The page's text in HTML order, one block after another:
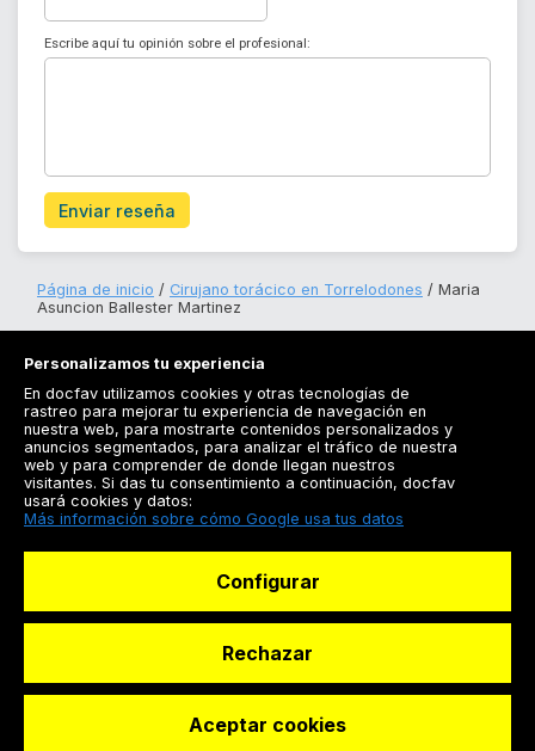
Escribe aquí tu opinión sobre el profesional:
Enviar reseña
Página de inicio Cirujano torácico en Torrelodones
Maria
Asuncion Ballester Martinez
Registrarse
Docfav
© Dashboard Technologies S.L
Personalizamos tu experiencia
En docfav utilizamos cookies y otras tecnologías de
rastreo para mejorar tu experiencia de navegación en
nuestra web, para mostrarte contenidos personalizados y
anuncios segmentados, para analizar el tráfico de nuestra
web y para comprender de donde llegan nuestros
visitantes. Si das tu consentimiento a continuación, docfav
usará cookies y datos:
Más información sobre cómo Google usa tus datos
Configurar
Rechazar
Aceptar cookies